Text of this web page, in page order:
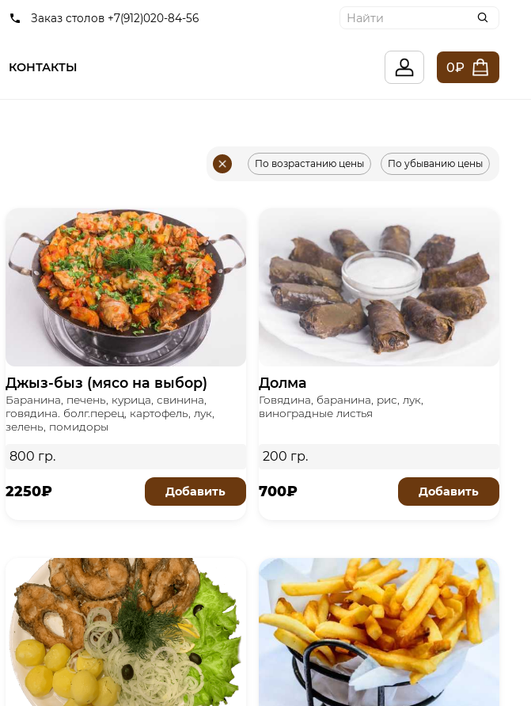
Заказ столов +7(912)020-84-56
КОНТАКТЫ 0₽
По возрастанию цены По убыванию цены
Джыз-быз (мясо на выбор)
Баранина, печень, курица, свинина,
говядина. болг.перец, картофель, лук,
зелень, помидоры
800 гр.
2250₽ Добавить
Долма
Говядина, баранина, рис, лук,
виноградные листья
200 гр.
700₽ Добавить